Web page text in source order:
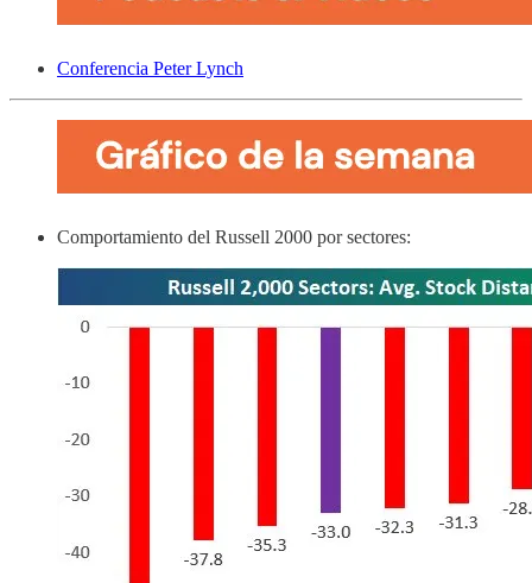
Conferencia Peter Lynch
Comportamiento del Russell 2000 por sectores: